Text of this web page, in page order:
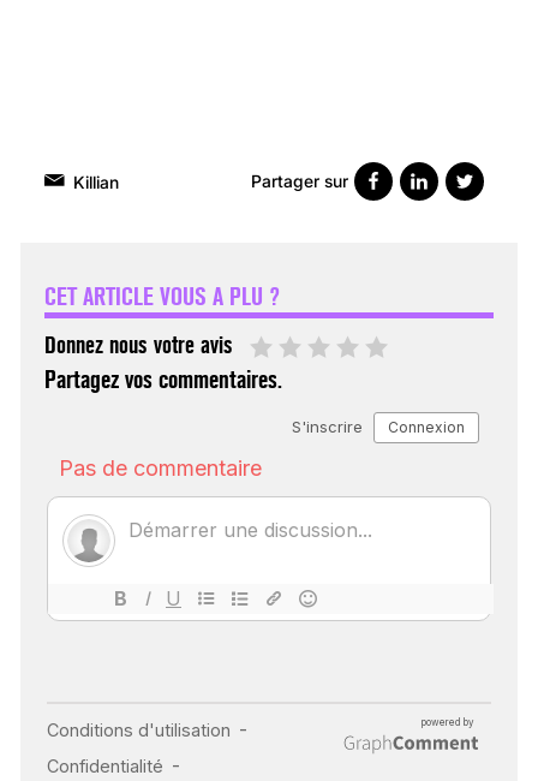
Killian Partager sur
CET ARTICLE VOUS A PLU ?
Donnez nous votre avis
Partagez vos commentaires.
ÉCHO : DES IMAGES
POUR TOUTES LES
18 juil 2022
INSUFFISANCE
CARDIAQUE : LES